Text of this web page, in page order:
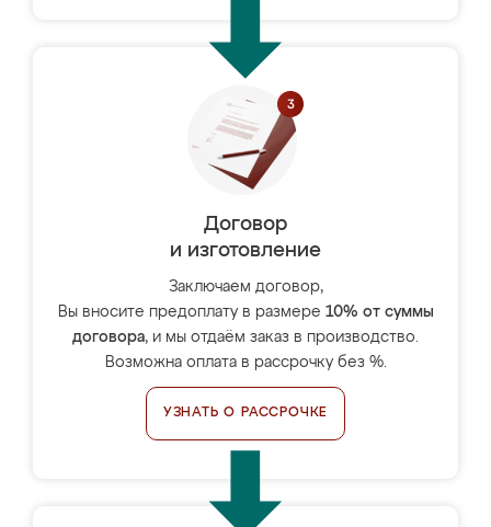
Договор
и изготовление
Заключаем договор,
Вы вносите предоплату в размере 10% от суммы
договора, и мы отдаём заказ в производство.
Возможна оплата в рассрочку без %.
УЗНАТЬ О РАССРОЧКЕ